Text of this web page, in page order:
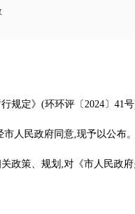
规定》(环环评〔2024〕41
人民政府同意,现予以公布
政策、规划,对《市人民政